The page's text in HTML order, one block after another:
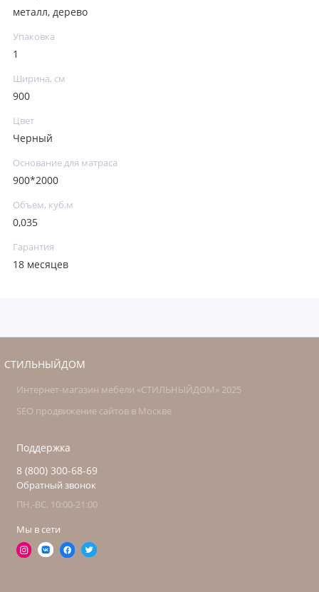
металл, дерево
Упаковка
1
Ширина, см
900
Цвет
Черный
Основание для матраса
900*2000
Объем, куб.м
0,035
Гарантия
18 месяцев
СТИЛЬНЫЙДОМ
Интернет-магазин мебели «СТИЛЬНЫЙДОМ» 2025
SEO продвижение сайтов в Москве
Поддержка
8 (800) 300-68-69
Обратный звонок
ПН.-ВС. 10:00-21:00
Мы в сети